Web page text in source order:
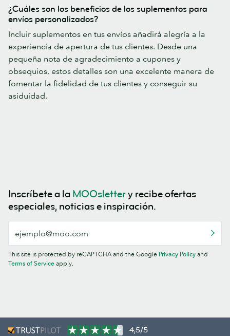
¿Cuáles son los beneficios de los suplementos para
envíos personalizados?
Incluir suplementos en tus envíos añadirá alegría a la
experiencia de apertura de tus clientes. Desde una
pequeña nota de agradecimiento a cupones y
obsequios, estos detalles son una excelente manera de
fomentar la fidelidad de tus clientes y conseguir su
asiduidad.
Inscríbete a la MOOslettery recibe ofertas
especiales, noticias e inspiración.
This site is protected by reCAPTCHA and the Google Privacy Policy and
Terms of Service apply.
4,5/5